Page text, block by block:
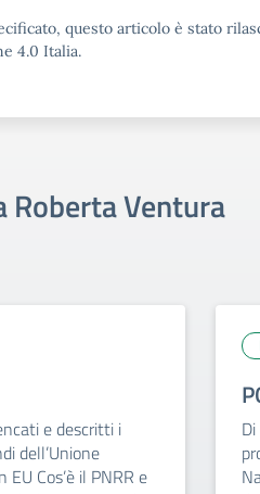
questo articolo è stato
4.0 Italia.
Ventura
e descritti i
dell’Unione
Cos’è il PNRR e